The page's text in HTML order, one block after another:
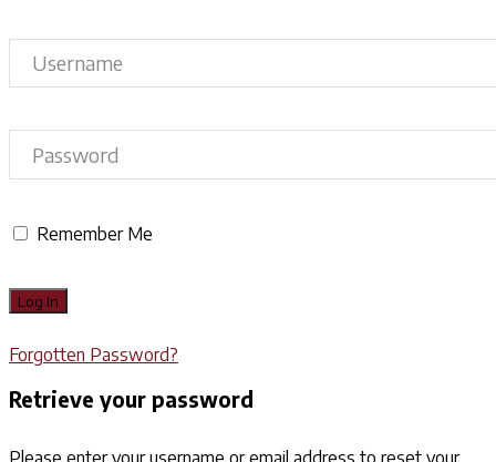
Remember Me
Forgotten Password?
Retrieve your password